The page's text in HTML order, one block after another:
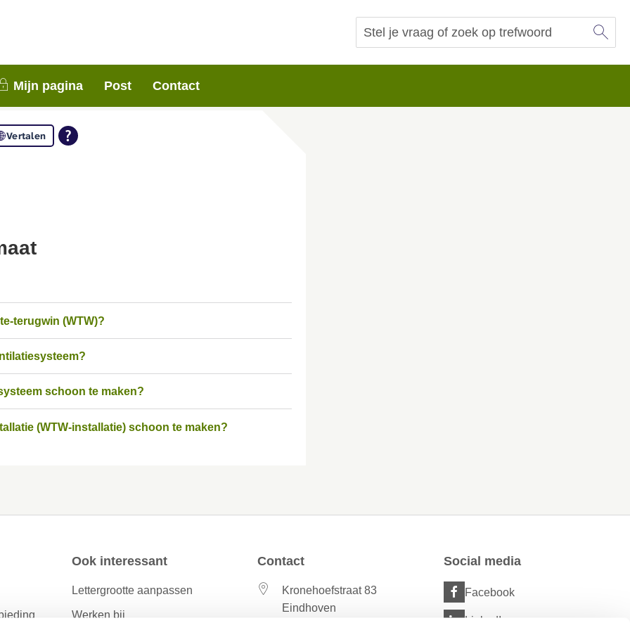
Zoeken
Mijn pagina Post Contact
3 weken contact met je op. Dank voor je begrip.
Vertalen
terugwin (WTW)?
schoon te maken?
(WTW-installatie) schoon te maken?
Ook interessant
Lettergrootte aanpassen
Werken bij
Contact
Kronehoefstraat 83
Eindhoven
Social media
Facebook
LinkedIn